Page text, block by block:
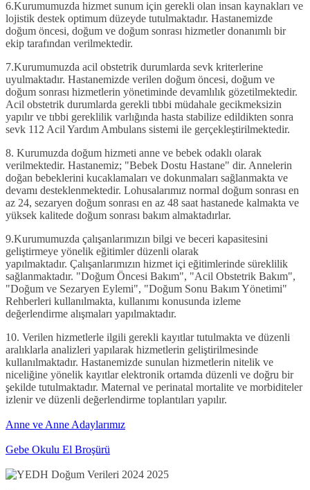
6.Kurumumuzda hizmet sunum için gerekli olan insan kaynakları ve
lojistik destek optimum düzeyde tutulmaktadır. Hastanemizde
doğum öncesi, doğum ve doğum sonrası hizmetler donanımlı bir
ekip tarafından verilmektedir.
7.Kurumumuzda acil obstetrik durumlarda sevk kriterlerine
uyulmaktadır. Hastanemizde verilen doğum öncesi, doğum ve
doğum sonrası hizmetlerin yönetiminde devamlılık gözetilmektedir.
Acil obstetrik durumlarda gerekli tıbbi müdahale gecikmeksizin
yapılır ve tıbbi gereklilik varlığında hasta stabilize edildikten sonra
sevk 112 Acil Yardım Ambulans sistemi ile gerçekleştirilmektedir.
8. Kurumuzda doğum hizmeti anne ve bebek odaklı olarak
verilmektedir. Hastanemiz; "Bebek Dostu Hastane" dir. Annelerin
doğan bebeklerini kucaklamaları ve dokunmaları sağlanmakta ve
devamı desteklenmektedir. Lohusalarımız normal doğum sonrası en
az 24, sezaryen doğum sonrası en az 48 saat hastanede kalmakta ve
yüksek kalitede doğum sonrası bakım almaktadırlar.
9.Kurumumuzda çalışanlarımızın bilgi ve beceri kapasitesini
geliştirmeye yönelik eğitimler düzenli olarak
yapılmaktadır. Çalışanlarımızın hizmet içi eğitimlerinde süreklilik
sağlanmaktadır. "Doğum Öncesi Bakım", "Acil Obstetrik Bakım",
"Doğum ve Sezaryen Eylemi", "Doğum Sonu Bakım Yönetimi"
Rehberleri kullanılmakta, kullanımı konusunda izleme
değerlendirme alışmaları yapılmaktadır.
10. Verilen hizmetlerle ilgili gerekli kayıtlar tutulmakta ve düzenli
aralıklarla analizleri yapılarak hizmetlerin geliştirilmesinde
kullanılmaktadır. Hastanemizde sunulan hizmetlerin nitelik ve
niceliğine yönelik kayıtlar elektronik ortamda düzenli ve doğru bir
şekilde tutulmaktadır. Maternal ve perinatal mortalite ve morbiditeler
izlenir ve düzenli değerlendirme toplantıları yapılır.
Anne ve Anne Adaylarımız
Gebe Okulu El Broşürü